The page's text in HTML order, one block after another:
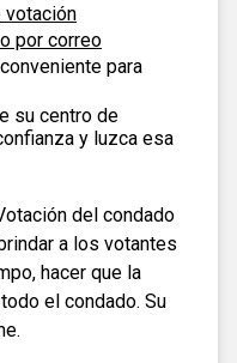
votación
por correo
para
su centro de
y luzca esa
del condado
a los votantes
hacer que la
el condado. Su